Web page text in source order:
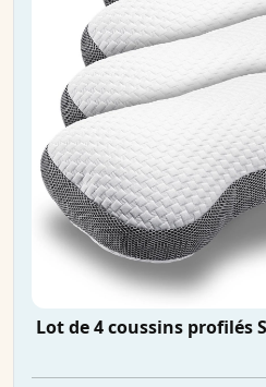
Lot de 4 coussins profilés